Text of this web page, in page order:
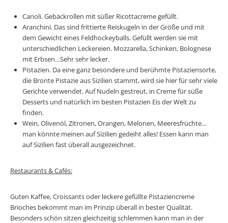
Canoli. Gebäckrollen mit süßer Ricottacreme gefüllt.
Aranchini. Das sind frittierte Reiskugeln in der Größe und mit
dem Gewicht eines Feldhockeyballs. Gefüllt werden sie mit
unterschiedlichen Leckereien. Mozzarella, Schinken, Bolognese
mit Erbsen…Sehr sehr lecker.
Pistazien. Da eine ganz besondere und berühmte Pistaziensorte,
die Bronte Pistazie aus Sizilien stammt, wird sie hier für sehr viele
Gerichte verwendet. Auf Nudeln gestreut, in Creme für süße
Desserts und natürlich im besten Pistazien Eis der Welt zu
finden.
Wein, Olivenöl, Zitronen, Orangen, Melonen, Meeresfrüchte…
man könnte meinen auf Sizilien gedeiht alles! Essen kann man
auf Sizilien fast überall ausgezeichnet.
Restaurants & Cafés:
Guten Kaffee, Croissants oder leckere gefüllte Pistaziencreme
Brioches bekommt man im Prinzip überall in bester Qualität.
Besonders schön sitzen gleichzeitig schlemmen kann man in der